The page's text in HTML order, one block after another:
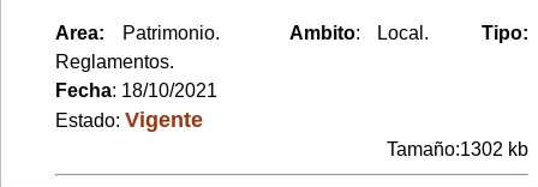
Area: Patrimonio. Ambito: Local.Tipo:
Reglamentos.
Fecha: 18/10/2021
Estado: Vigente
Tamaño:1302 kb